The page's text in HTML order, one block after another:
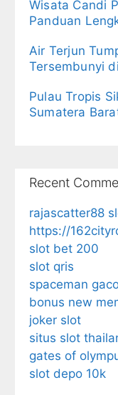
Wisata Candi
Panduan
Air Terjun
Tersembunyi
Pulau Tropis
Sumatera
Recent
rajascatter88
https://
slot bet 200
slot qris
spaceman
bonus new
joker slot
situs slot
gates of
slot depo 10k